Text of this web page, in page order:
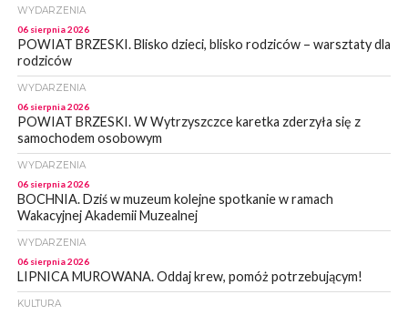
WYDARZENIA
06 sierpnia 2026
POWIAT BRZESKI. Blisko dzieci, blisko rodziców – warsztaty dla
rodziców
WYDARZENIA
06 sierpnia 2026
POWIAT BRZESKI. W Wytrzyszczce karetka zderzyła się z
samochodem osobowym
WYDARZENIA
06 sierpnia 2026
BOCHNIA. Dziś w muzeum kolejne spotkanie w ramach
Wakacyjnej Akademii Muzealnej
WYDARZENIA
06 sierpnia 2026
LIPNICA MUROWANA. Oddaj krew, pomóż potrzebującym!
KULTURA